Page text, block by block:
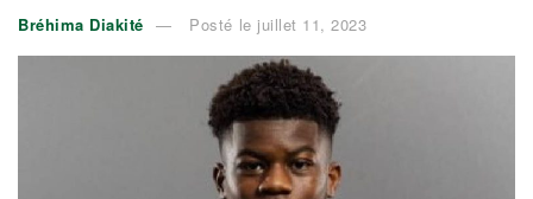
Bréhima Diakité Posté le juillet 11, 2023